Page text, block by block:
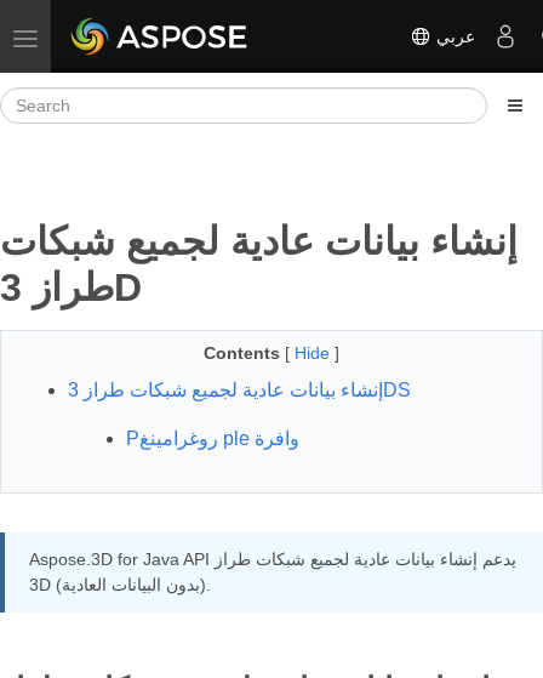
Toggle navigation عربي
إنشاء بيانات عادية لجميع شبكات
طراز 3D
Contents [ Hide ]
إنشاء بيانات عادية لجميع شبكات طراز 3DS
Pروغرامينغ ple وافرة
Aspose.3D for Java API يدعم إنشاء بيانات عادية لجميع شبكات طراز
3D (بدون البيانات العادية).